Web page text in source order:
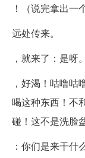
！（说完拿出一
远处传来。
，就来了：是呀。
，好渴！咕噜
喝这种东西！不
碰！这不是洗脸
：你们是来干什